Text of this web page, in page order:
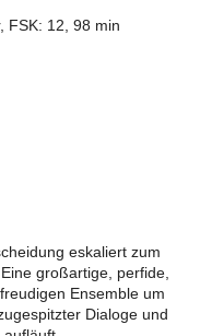
FSK: 12, 98 min
eskaliert zum
großartige, perfide,
Ensemble um
Dialoge und